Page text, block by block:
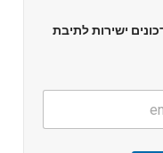
ישירות לתיבת